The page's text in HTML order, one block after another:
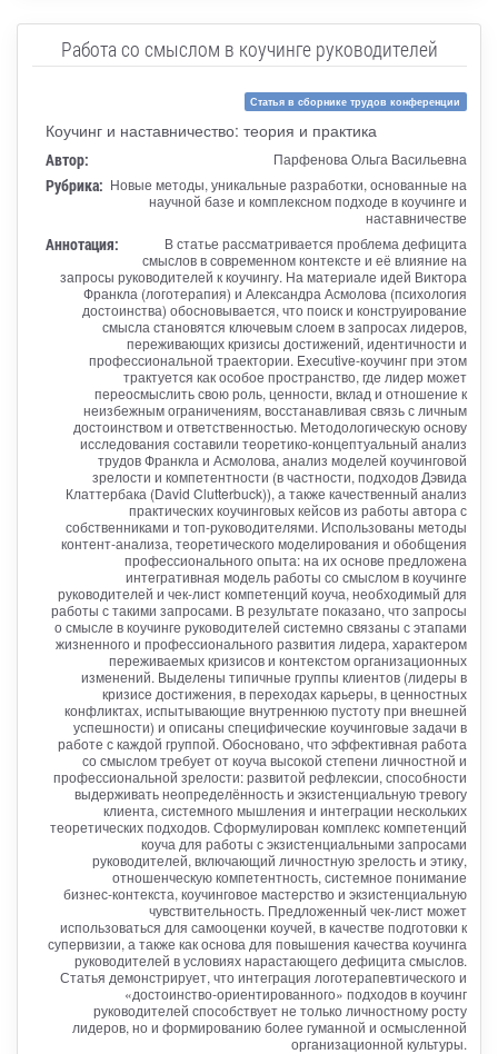
Работа со смыслом в коучинге руководителей
Статья в сборнике трудов конференции
Коучинг и наставничество: теория и практика
Автор: Парфенова Ольга Васильевна
Рубрика: Новые методы, уникальные разработки, основанные на
научной базе и комплексном подходе в коучинге и
наставничестве
Аннотация:
В статье рассматривается проблема дефицита
смыслов в современном контексте и её влияние на
запросы руководителей к коучингу. На материале идей Виктора
Франкла (логотерапия) и Александра Асмолова (психология
достоинства) обосновывается, что поиск и конструирование
смысла становятся ключевым слоем в запросах лидеров,
переживающих кризисы достижений, идентичности и
профессиональной траектории. Executive-коучинг при этом
трактуется как особое пространство, где лидер может
переосмыслить свою роль, ценности, вклад и отношение к
неизбежным ограничениям, восстанавливая связь с личным
достоинством и ответственностью. Методологическую основу
исследования составили теоретико‑концептуальный анализ
трудов Франкла и Асмолова, анализ моделей коучинговой
зрелости и компетентности (в частности, подходов Дэвида
Клаттербака (David Clutterbuck)), а также качественный анализ
практических коучинговых кейсов из работы автора с
собственниками и топ‑руководителями. Использованы методы
контент‑анализа, теоретического моделирования и обобщения
профессионального опыта: на их основе предложена
интегративная модель работы со смыслом в коучинге
руководителей и чек‑лист компетенций коуча, необходимый для
работы с такими запросами. В результате показано, что запросы
о смысле в коучинге руководителей системно связаны с этапами
жизненного и профессионального развития лидера, характером
переживаемых кризисов и контекстом организационных
изменений. Выделены типичные группы клиентов (лидеры в
кризисе достижения, в переходах карьеры, в ценностных
конфликтах, испытывающие внутреннюю пустоту при внешней
успешности) и описаны специфические коучинговые задачи в
работе с каждой группой. Обосновано, что эффективная работа
со смыслом требует от коуча высокой степени личностной и
профессиональной зрелости: развитой рефлексии, способности
выдерживать неопределённость и экзистенциальную тревогу
клиента, системного мышления и интеграции нескольких
теоретических подходов. Сформулирован комплекс компетенций
коуча для работы с экзистенциальными запросами
руководителей, включающий личностную зрелость и этику,
отношенческую компетентность, системное понимание
бизнес‑контекста, коучинговое мастерство и экзистенциальную
чувствительность. Предложенный чек‑лист может
использоваться для самооценки коучей, в качестве подготовки к
супервизии, а также как основа для повышения качества коучинга
руководителей в условиях нарастающего дефицита смыслов.
Статья демонстрирует, что интеграция логотерапевтического и
«достоинство‑ориентированного» подходов в коучинг
руководителей способствует не только личностному росту
лидеров, но и формированию более гуманной и осмысленной
организационной культуры.